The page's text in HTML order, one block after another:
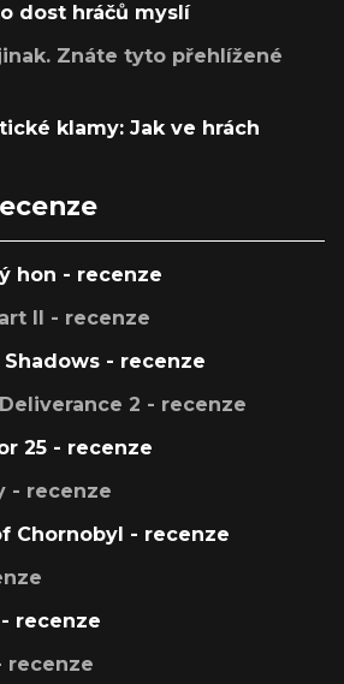
dost hráčů myslí
Znáte tyto přehlížené
klamy: Jak ve hrách
hon - recenze
II - recenze
- recenze
2 - recenze
25 - recenze
- recenze
Chornobyl - recenze
recenze
recenze